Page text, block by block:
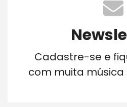
Cadastre-se e
com muita